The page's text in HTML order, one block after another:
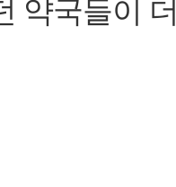
약국들이